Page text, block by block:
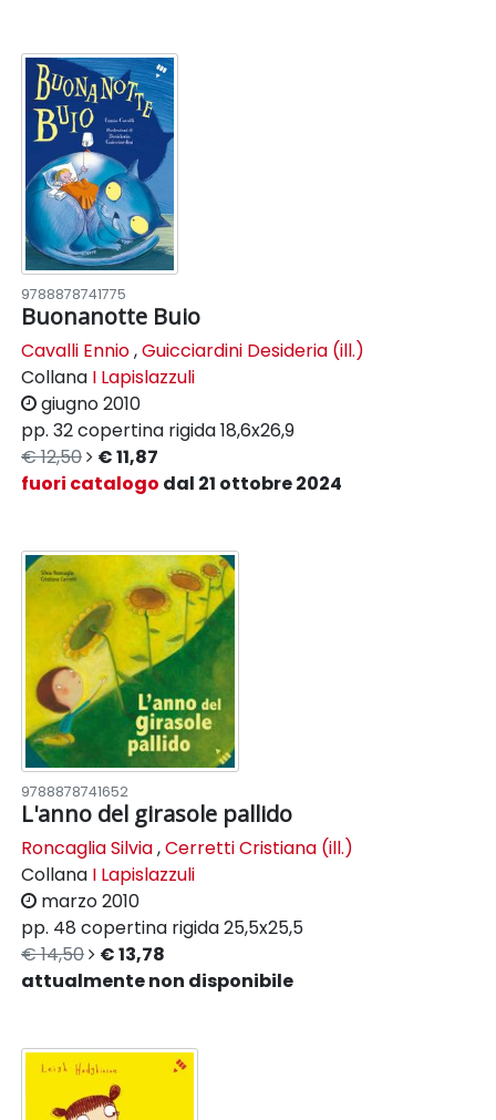
9788878741775
Buonanotte Buio
Cavalli Ennio,Guicciardini Desideria (ill.)
Collana I Lapislazzuli
giugno 2010
pp. 32copertina rigida18,6x26,9
€ 12,50
€ 11,87
fuori catalogo dal 21 ottobre 2024
9788878741652
L'anno del girasole pallido
Roncaglia Silvia,Cerretti Cristiana (ill.)
Collana I Lapislazzuli
marzo 2010
pp. 48 copertina rigida25,5x25,5
€ 14,50
€ 13,78
attualmente non disponibile